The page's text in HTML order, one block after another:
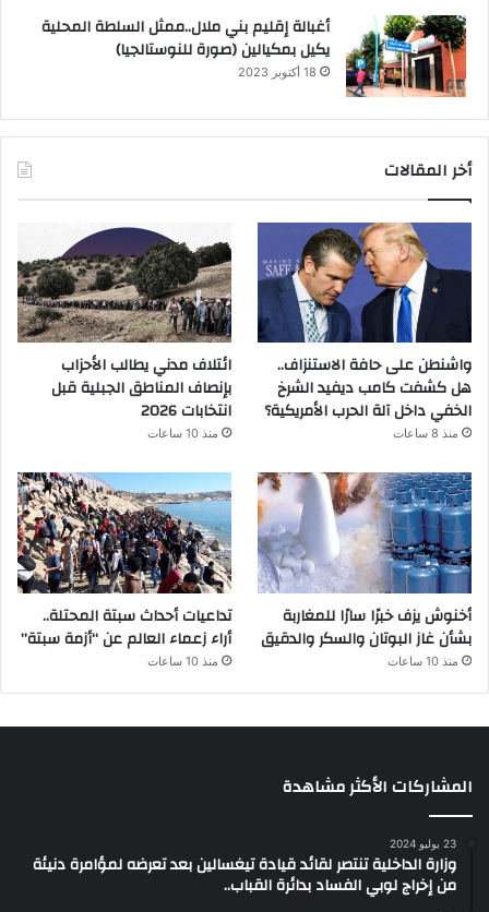
أغبالة إقليم بني ملال..ممثل السلطة المحلية
يكيل بمكيالين (صورة للنوستالجيا)
18 أكتوبر 2023
أخر المقالات
واشنطن على حافة الاستنزاف..
هل كشفت كامب ديفيد الشرخ
الخفي داخل آلة الحرب الأمريكية؟
منذ 8 ساعات
ائتلاف مدني يطالب الأحزاب
بإنصاف المناطق الجبلية قبل
انتخابات 2026
منذ 10 ساعات
أخنوش يزف خبرًا سارًا للمغاربة
بشأن غاز البوتان والسكر والدقيق
منذ 10 ساعات
تداعيات أحداث سبتة المحتلة..
أراء زعماء العالم عن “أزمة سبتة”
منذ 10 ساعات
المشاركات الأكثر مشاهدة
23 يوليو 2024
وزارة الداخلية تنتصر لقائد قيادة تيغسالين بعد تعرضه لمؤامرة دنيئة
من إخراج لوبي الفساد بدائرة القباب..